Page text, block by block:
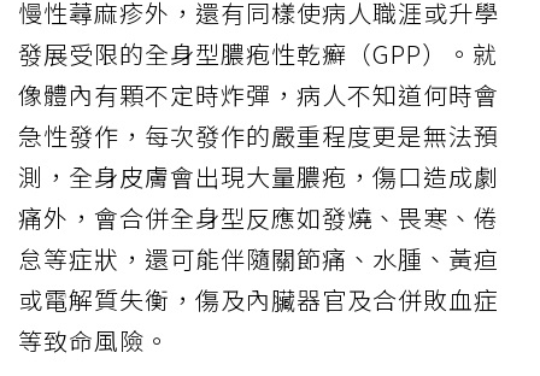
慢性蕁麻疹外，還有同樣使病人職涯或升學
發展受限的全身型膿疱性乾癬（GPP）。就
像體內有顆不定時炸彈，病人不知道何時會
急性發作，每次發作的嚴重程度更是無法預
測，全身皮膚會出現大量膿疱，傷口造成劇
痛外，會合併全身型反應如發燒、畏寒、倦
怠等症狀，還可能伴隨關節痛、水腫、黃疸
或電解質失衡，傷及內臟器官及合併敗血症
等致命風險。